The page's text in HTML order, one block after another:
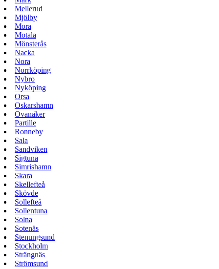
Mellerud
Mjölby
Mora
Motala
Mönsterås
Nacka
Nora
Norrköping
Nybro
Nyköping
Orsa
Oskarshamn
Ovanåker
Partille
Ronneby
Sala
Sandviken
Sigtuna
Simrishamn
Skara
Skellefteå
Skövde
Sollefteå
Sollentuna
Solna
Sotenäs
Stenungsund
Stockholm
Strängnäs
Strömsund